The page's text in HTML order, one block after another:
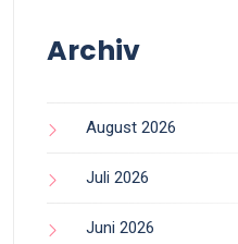
Archiv
August 2026
Juli 2026
Juni 2026